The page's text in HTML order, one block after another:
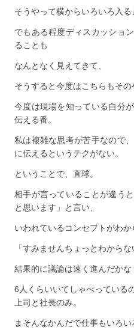
そうやって横からいろいろ入る
でもある程度ディスカッショ
ることも
なんとなく見えてきて、
そうすると今度はこちらもそ
今度は現場を知っている自分
伝える番。
私は複雑な思考が苦手なので
に伝えるというテクがない。
ということで、直球。
相手が言っていることが違う
と思います」と言い、
いわれているコンセプトがわか
「すみませんちょっとわから
結果的に議論は速く進んだかな
6人くらいいてしゃべっている
上司と社長のみ。
まそんなかんだで仕事もいろい